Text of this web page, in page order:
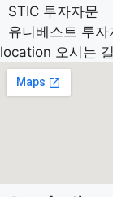
STIC 투자자문
유니베스트 투자
location 오시는 길